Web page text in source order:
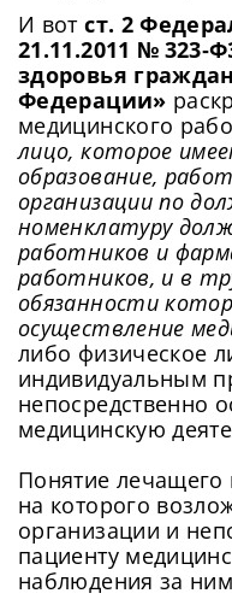
И вотст. 2
21.11.2011 №
здоровья
Федерации»
медицинского
лицо, которое
образование,
организации по
номенклатуру
работников и
работников, и в
обязанности
осуществление
либо физическое
индивидуальным
непосредственно
медицинскую
Понятие лечащего
на которого
организации и
пациенту
наблюдения за